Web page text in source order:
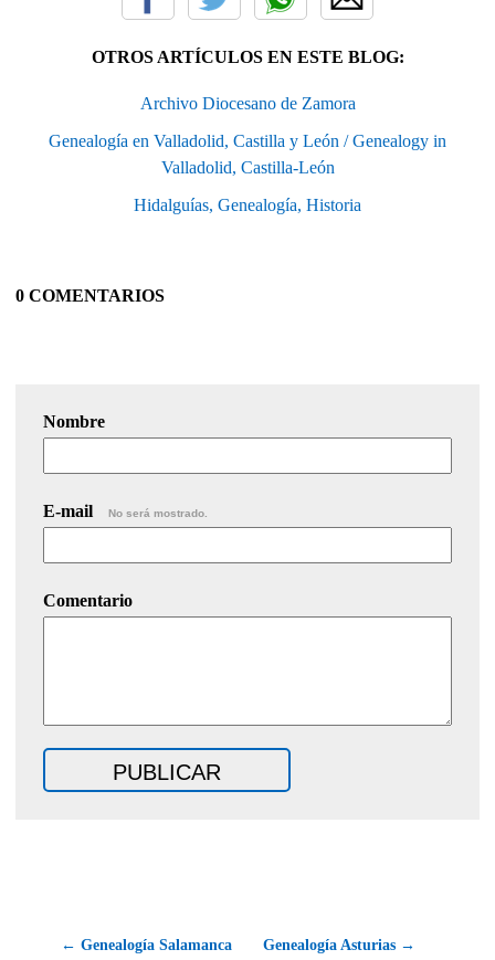
OTROS ARTÍCULOS EN ESTE BLOG:
Archivo Diocesano de Zamora
Genealogía en Valladolid, Castilla y León / Genealogy in
Valladolid, Castilla-León
Hidalguías, Genealogía, Historia
0 COMENTARIOS
Nombre
E-mail No será mostrado.
Comentario
← Genealogía Salamanca Genealogía Asturias →